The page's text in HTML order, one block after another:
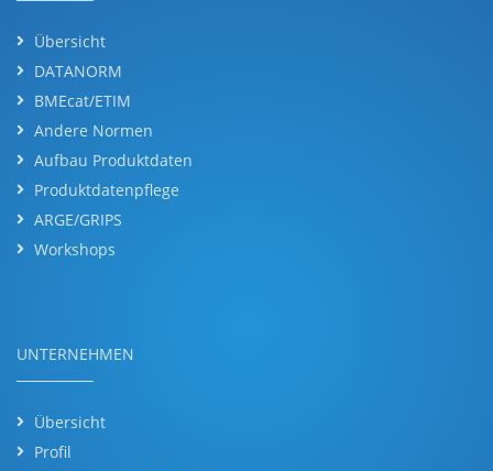
Übersicht
DATANORM
BMEcat/ETIM
Andere Normen
Aufbau Produktdaten
Produktdatenpflege
ARGE/GRIPS
Workshops
UNTERNEHMEN
Übersicht
Profil